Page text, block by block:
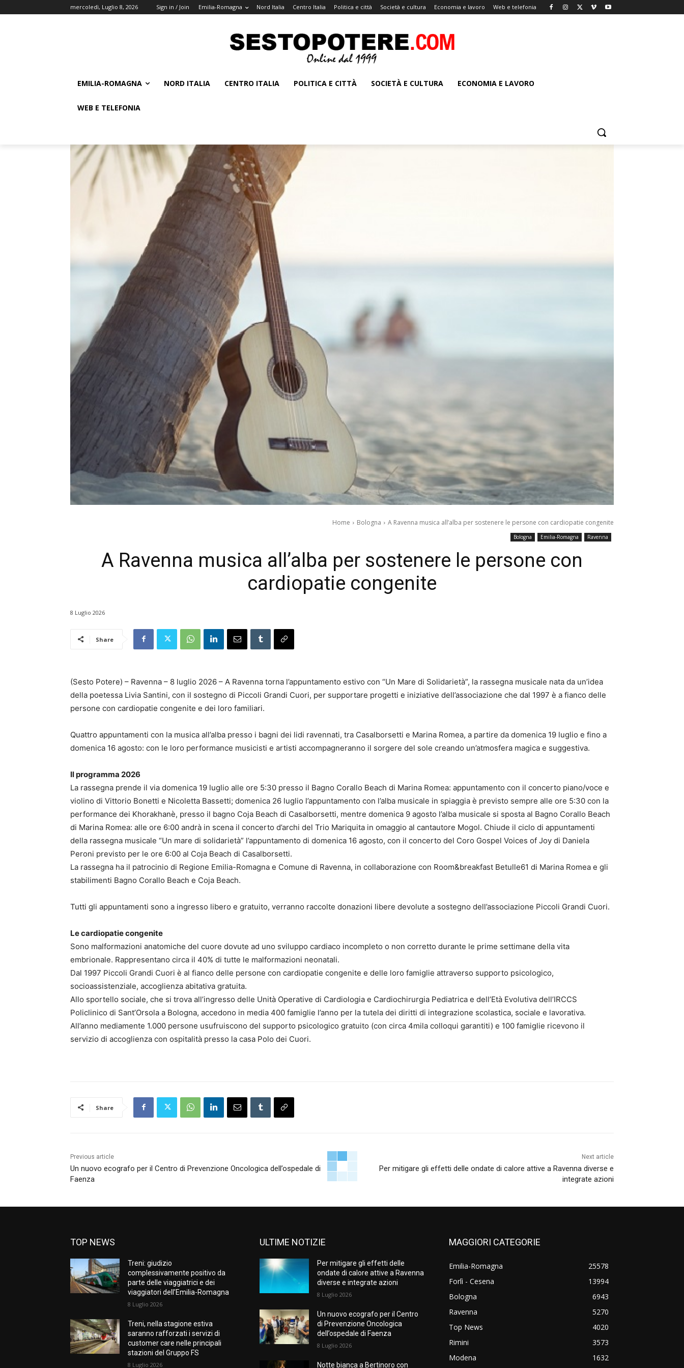
mercoledì, Luglio 8, 2026 Sign in / Join Emilia-Romagna Nord Italia Centro Italia Politica e città Società e cultura Economia e lavoro Web e telefonia
EMILIA-ROMAGNA NORD ITALIA CENTRO ITALIA POLITICA E CITTÀ SOCIETÀ E CULTURA ECONOMIA E LAVORO
WEB E TELEFONIA
Home Bologna A Ravenna musica all’alba per sostenere le persone con cardiopatie congenite
Bologna Emilia-Romagna Ravenna
A Ravenna musica all’alba per sostenere le persone con
cardiopatie congenite
8 Luglio 2026
Share
(Sesto Potere) – Ravenna – 8 luglio 2026 – A Ravenna torna l’appuntamento estivo con “Un Mare di Solidarietà”, la rassegna musicale nata da un’idea
della poetessa Livia Santini, con il sostegno di Piccoli Grandi Cuori, per supportare progetti e iniziative dell’associazione che dal 1997 è a fianco delle
persone con cardiopatie congenite e dei loro familiari.
Quattro appuntamenti con la musica all’alba presso i bagni dei lidi ravennati, tra Casalborsetti e Marina Romea, a partire da domenica 19 luglio e fino a
domenica 16 agosto: con le loro performance musicisti e artisti accompagneranno il sorgere del sole creando un’atmosfera magica e suggestiva.
Il programma 2026
La rassegna prende il via domenica 19 luglio alle ore 5:30 presso il Bagno Corallo Beach di Marina Romea: appuntamento con il concerto piano/voce e
violino di Vittorio Bonetti e Nicoletta Bassetti; domenica 26 luglio l’appuntamento con l’alba musicale in spiaggia è previsto sempre alle ore 5:30 con la
performance dei Khorakhanè, presso il bagno Coja Beach di Casalborsetti, mentre domenica 9 agosto l’alba musicale si sposta al Bagno Corallo Beach
di Marina Romea: alle ore 6:00 andrà in scena il concerto d’archi del Trio Mariquita in omaggio al cantautore Mogol. Chiude il ciclo di appuntamenti
della rassegna musicale “Un mare di solidarietà” l’appuntamento di domenica 16 agosto, con il concerto del Coro Gospel Voices of Joy di Daniela
Peroni previsto per le ore 6:00 al Coja Beach di Casalborsetti.
La rassegna ha il patrocinio di Regione Emilia-Romagna e Comune di Ravenna, in collaborazione con Room&breakfast Betulle61 di Marina Romea e gli
stabilimenti Bagno Corallo Beach e Coja Beach.
Tutti gli appuntamenti sono a ingresso libero e gratuito, verranno raccolte donazioni libere devolute a sostegno dell’associazione Piccoli Grandi Cuori.
Le cardiopatie congenite
Sono malformazioni anatomiche del cuore dovute ad uno sviluppo cardiaco incompleto o non corretto durante le prime settimane della vita
embrionale. Rappresentano circa il 40% di tutte le malformazioni neonatali.
Dal 1997 Piccoli Grandi Cuori è al fianco delle persone con cardiopatie congenite e delle loro famiglie attraverso supporto psicologico,
socioassistenziale, accoglienza abitativa gratuita.
Allo sportello sociale, che si trova all’ingresso delle Unità Operative di Cardiologia e Cardiochirurgia Pediatrica e dell’Età Evolutiva dell’IRCCS
Policlinico di Sant’Orsola a Bologna, accedono in media 400 famiglie l’anno per la tutela dei diritti di integrazione scolastica, sociale e lavorativa.
All’anno mediamente 1.000 persone usufruiscono del supporto psicologico gratuito (con circa 4mila colloqui garantiti) e 100 famiglie ricevono il
servizio di accoglienza con ospitalità presso la casa Polo dei Cuori.
Share
Previous article
Un nuovo ecografo per il Centro di Prevenzione Oncologica dell’ospedale di
Faenza
Next article
Per mitigare gli effetti delle ondate di calore attive a Ravenna diverse e
integrate azioni
TOP NEWS
Treni: giudizio
complessivamente positivo da
parte delle viaggiatrici e dei
viaggiatori dell’Emilia-Romagna
8 Luglio 2026
Treni, nella stagione estiva
saranno rafforzati i servizi di
customer care nelle principali
stazioni del Gruppo FS
8 Luglio 2026
ULTIME NOTIZIE
Per mitigare gli effetti delle
ondate di calore attive a Ravenna
diverse e integrate azioni
8 Luglio 2026
Un nuovo ecografo per il Centro
di Prevenzione Oncologica
dell’ospedale di Faenza
8 Luglio 2026
Notte bianca a Bertinoro con
MAGGIORI CATEGORIE
Emilia-Romagna
25578
Forlì - Cesena
13994
Bologna
6943
Ravenna
5270
Top News
4020
Rimini
3573
Modena
1632